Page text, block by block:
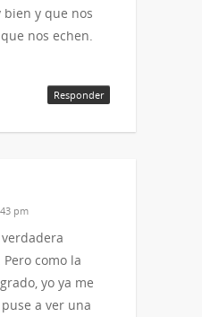
y que nos
nos echen.
Responder
pm
como la
yo ya me
a ver una